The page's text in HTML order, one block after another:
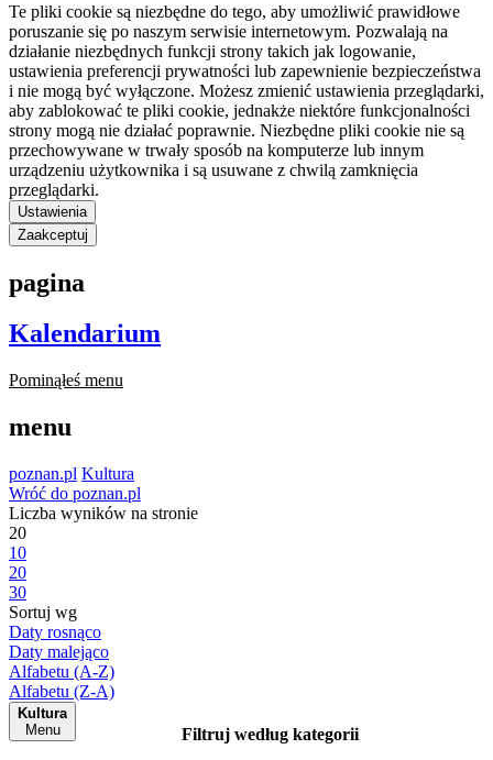
Te pliki cookie są niezbędne do tego, aby umożliwić prawidłowe
poruszanie się po naszym serwisie internetowym. Pozwalają na
działanie niezbędnych funkcji strony takich jak logowanie,
ustawienia preferencji prywatności lub zapewnienie bezpieczeństwa
i nie mogą być wyłączone. Możesz zmienić ustawienia przeglądarki,
aby zablokować te pliki cookie, jednakże niektóre funkcjonalności
strony mogą nie działać poprawnie. Niezbędne pliki cookie nie są
przechowywane w trwały sposób na komputerze lub innym
urządzeniu użytkownika i są usuwane z chwilą zamknięcia
przeglądarki.
Ustawienia
Zaakceptuj
pagina
Kalendarium
Pominąłeś menu
menu
poznan.pl Kultura
Wróć do poznan.pl
Liczba wyników na stronie
20
10
20
30
Sortuj wg
Daty rosnąco
Daty malejąco
Alfabetu (A-Z)
Alfabetu (Z-A)
Kultura
Menu
Filtruj według kategorii